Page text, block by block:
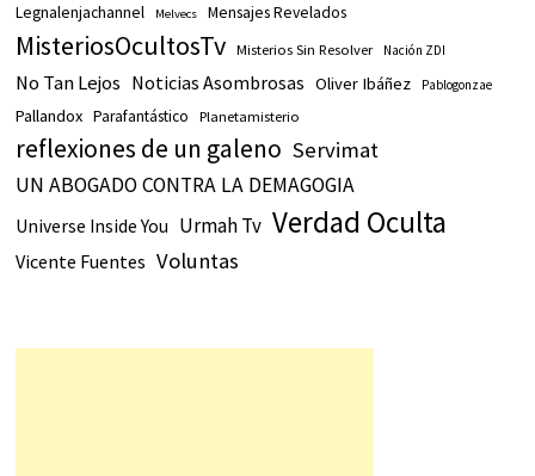
Legnalenjachannel Melvecs Mensajes Revelados
MisteriosOcultosTv Misterios Sin Resolver Nación ZDI
No Tan Lejos Noticias Asombrosas Oliver Ibáñez Pablogonzae
Pallandox Parafantástico Planetamisterio
reflexiones de un galeno Servimat
UN ABOGADO CONTRA LA DEMAGOGIA
Universe Inside You Urmah Tv Verdad Oculta
Vicente Fuentes Voluntas